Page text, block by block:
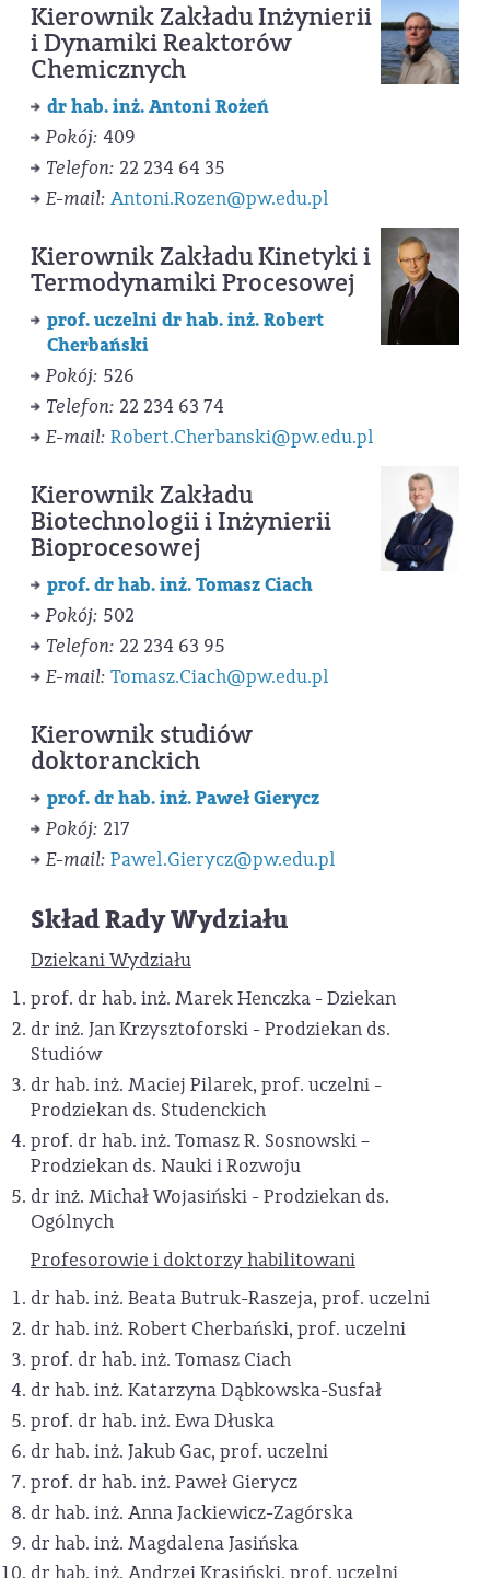
Kierownik Zakładu Inżynierii
i Dynamiki Reaktorów
Chemicznych
dr hab. inż. Antoni Rożeń
Pokój: 409
Telefon: 22 234 64 35
E-mail: Antoni.Rozen@pw.edu.pl
Kierownik Zakładu Kinetyki i
Termodynamiki Procesowej
prof. uczelni dr hab. inż. Robert
Cherbański
Pokój: 526
Telefon: 22 234 63 74
E-mail: Robert.Cherbanski@pw.edu.pl
Kierownik Zakładu
Biotechnologii i Inżynierii
Bioprocesowej
prof. dr hab. inż. Tomasz Ciach
Pokój: 502
Telefon: 22 234 63 95
E-mail: Tomasz.Ciach@pw.edu.pl
Kierownik studiów
doktoranckich
prof. dr hab. inż. Paweł Gierycz
Pokój: 217
E-mail: Pawel.Gierycz@pw.edu.pl
Skład Rady Wydziału
Dziekani Wydziału
prof. dr hab. inż. Marek Henczka - Dziekan
dr inż. Jan Krzysztoforski - Prodziekan ds.
Studiów
dr hab. inż. Maciej Pilarek, prof. uczelni -
Prodziekan ds. Studenckich
prof. dr hab. inż. Tomasz R. Sosnowski –
Prodziekan ds. Nauki i Rozwoju
dr inż. Michał Wojasiński - Prodziekan ds.
Ogólnych
Profesorowie i doktorzy habilitowani
dr hab. inż. Beata Butruk-Raszeja, prof. uczelni
dr hab. inż. Robert Cherbański, prof. uczelni
prof. dr hab. inż. Tomasz Ciach
dr hab. inż. Katarzyna Dąbkowska-Susfał
prof. dr hab. inż. Ewa Dłuska
dr hab. inż. Jakub Gac, prof. uczelni
prof. dr hab. inż. Paweł Gierycz
dr hab. inż. Anna Jackiewicz-Zagórska
dr hab. inż. Magdalena Jasińska